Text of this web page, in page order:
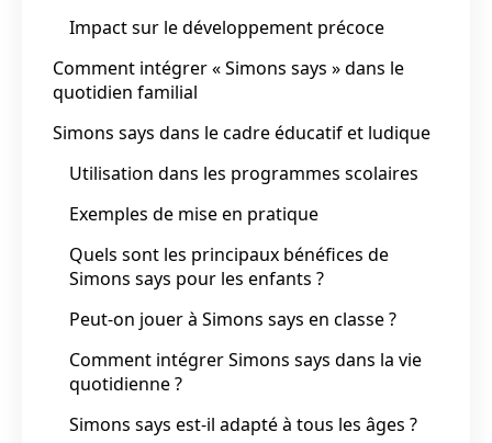
Impact sur le développement précoce
Comment intégrer « Simons says » dans le
quotidien familial
Simons says dans le cadre éducatif et ludique
Utilisation dans les programmes scolaires
Exemples de mise en pratique
Quels sont les principaux bénéfices de
Simons says pour les enfants ?
Peut-on jouer à Simons says en classe ?
Comment intégrer Simons says dans la vie
quotidienne ?
Simons says est-il adapté à tous les âges ?